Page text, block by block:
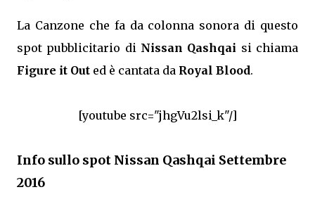
La Canzone che fa da colonna sonora di questo
spot pubblicitario di Nissan Qashqai si chiama
Figure it Out ed è cantata da Royal Blood.
[youtube src="jhgVu2lsi_k"/]
Info sullo spot Nissan Qashqai Settembre
2016